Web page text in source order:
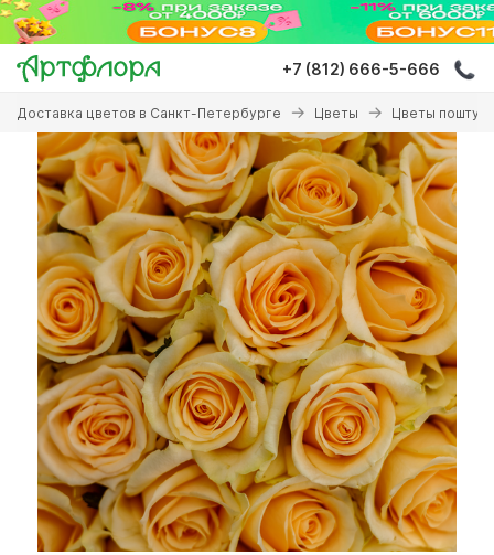
Перейти
основному
содержанию
+7 (812) 666-5-666
Вы
здесь
Доставка цветов в Санкт-Петербурге Цветы Цветы